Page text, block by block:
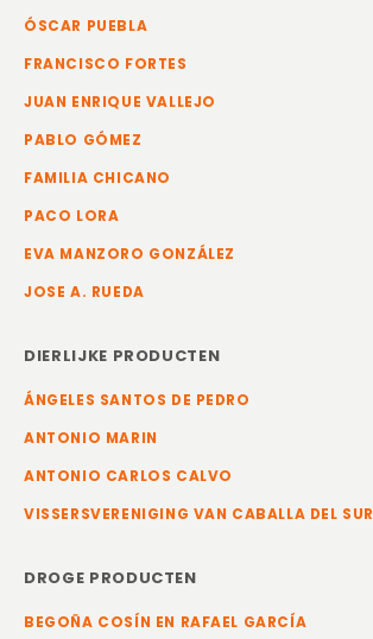
ÓSCAR PUEBLA
FRANCISCO FORTES
JUAN ENRIQUE VALLEJO
PABLO GÓMEZ
FAMILIA CHICANO
PACO LORA
EVA MANZORO GONZÁLEZ
JOSE A. RUEDA
DIERLIJKE PRODUCTEN
ÁNGELES SANTOS DE PEDRO
ANTONIO MARIN
ANTONIO CARLOS CALVO
VISSERSVERENIGING VAN CABALLA DEL SUR
DROGE PRODUCTEN
BEGOÑA COSÍN EN RAFAEL GARCÍA